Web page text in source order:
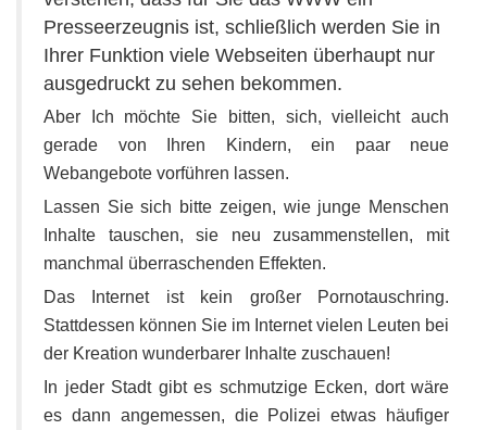
Presseerzeugnis ist, schließlich werden Sie in
Ihrer Funktion viele Webseiten überhaupt nur
ausgedruckt zu sehen bekommen.
Aber Ich möchte Sie bitten, sich, vielleicht auch
gerade von Ihren Kindern, ein paar neue
Webangebote vorführen lassen.
Lassen Sie sich bitte zeigen, wie junge Menschen
Inhalte tauschen, sie neu zusammenstellen, mit
manchmal überraschenden Effekten.
Das Internet ist kein großer Pornotauschring.
Stattdessen können Sie im Internet vielen Leuten bei
der Kreation wunderbarer Inhalte zuschauen!
In jeder Stadt gibt es schmutzige Ecken, dort wäre
es dann angemessen, die Polizei etwas häufiger